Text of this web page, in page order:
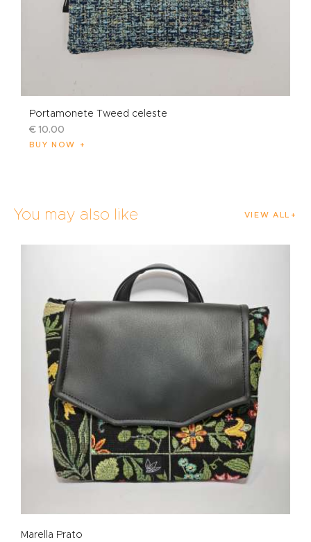
Portamonete Tweed celeste
€ 10.00
BUY NOW
You may also like VIEW ALL
Marella Prato